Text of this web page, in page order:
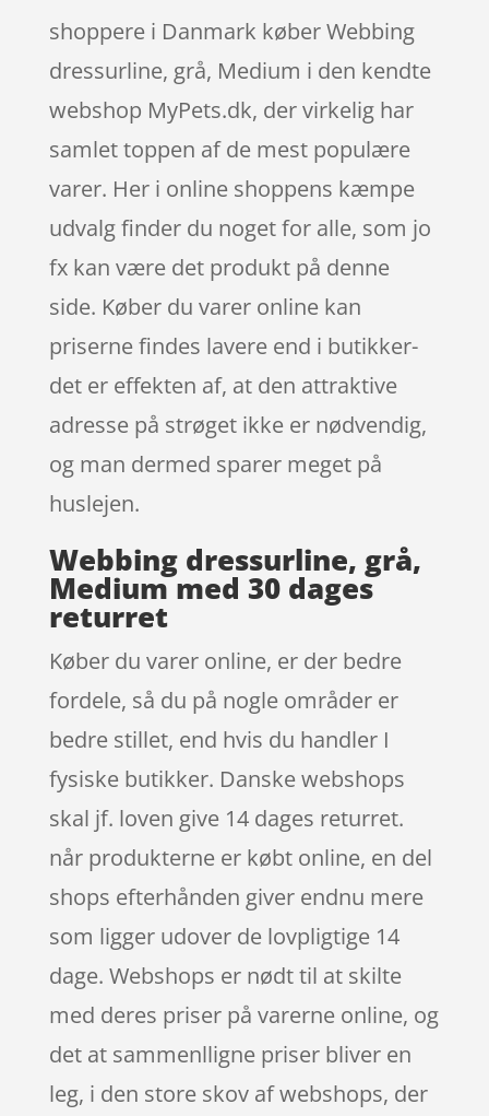
shoppere i Danmark køber Webbing
dressurline, grå, Medium i den kendte
webshop MyPets.dk, der virkelig har
samlet toppen af de mest populære
varer. Her i online shoppens kæmpe
udvalg finder du noget for alle, som jo
fx kan være det produkt på denne
side. Køber du varer online kan
priserne findes lavere end i butikker-
det er effekten af, at den attraktive
adresse på strøget ikke er nødvendig,
og man dermed sparer meget på
huslejen.
Webbing dressurline, grå,
Medium med 30 dages
returret
Køber du varer online, er der bedre
fordele, så du på nogle områder er
bedre stillet, end hvis du handler I
fysiske butikker. Danske webshops
skal jf. loven give 14 dages returret.
når produkterne er købt online, en del
shops efterhånden giver endnu mere
som ligger udover de lovpligtige 14
dage. Webshops er nødt til at skilte
med deres priser på varerne online, og
det at sammenlligne priser bliver en
leg, i den store skov af webshops, der